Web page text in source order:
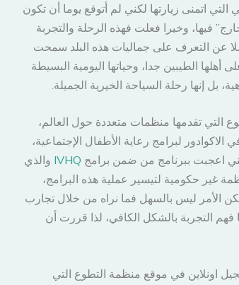
اتمنى زيارتها لكني لم أتوقع يوما أن تكون
فيها، وخيرا فعلت فهذه الرحلة والتجربة
عن التعرف على جماليات هذه البلد سمحت
الطيبين جدا، وحياتها اليومية البسيطة
بل إنها رحلة السياحة الخيرية الجميلة.
التي تقدمها منظمات متعددة حول العالم،
لبرامج رعاية الأطفال الإجتماعية،
اعجبت ببرنامج من ضمن برامج
والذي
غير حكومية لتيسير عملية هذه البرامج،
الأمر ليس بالسهل فما نراه من خلال تجارب
فهم التجربة بالشكل الكافي، لذا قررت أن
اونلاين في موقع منظمة التطوع التي